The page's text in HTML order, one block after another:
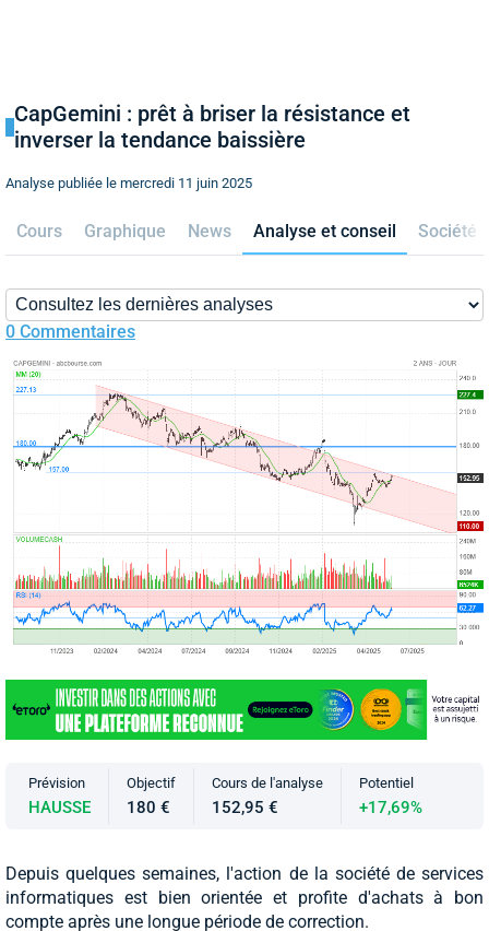
CapGemini : prêt à briser la résistance et
inverser la tendance baissière
Analyse publiée le mercredi 11 juin 2025
Cours Graphique News Analyse et conseil Société
0 Commentaires
Prévision
HAUSSE
Objectif
180 €
Cours de l'analyse
152,95 €
Potentiel
+17,69%
Depuis quelques semaines, l'action de la société de services
informatiques est bien orientée et profite d'achats à bon
compte après une longue période de correction.